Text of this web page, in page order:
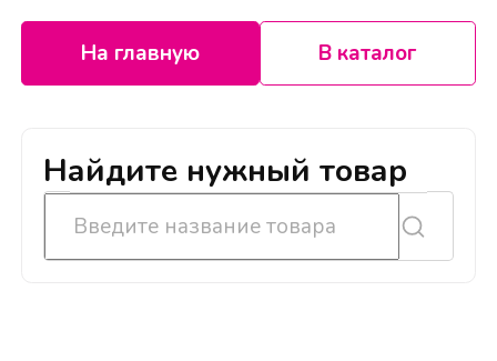
На главную В каталог
Найдите нужный товар